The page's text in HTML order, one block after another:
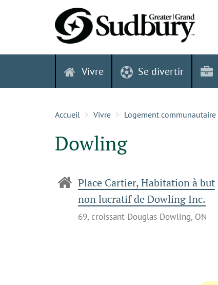
Vivre Se divertir
Accueil Vivre Logement communautaire
Dowling
Place Cartier, Habitation à but
non lucratif de Dowling Inc.
69, croissant Douglas Dowling, ON